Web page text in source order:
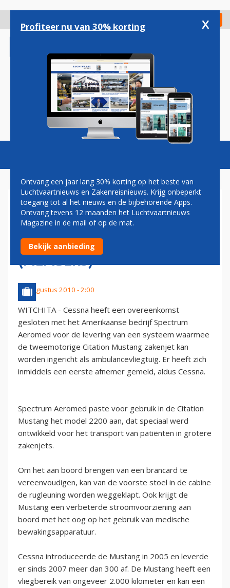
gaan
Check in
Magazine Podcasts Vacatures
CESSNA'S KLEINSTE
ZAKENJET GESCHIKT VOOR
INZET ALS AMBULANCE
(MEMBERS)
14 augustus 2010 - 2:00
WITCHITA - Cessna heeft een overeenkomst
gesloten met het Amerikaanse bedrijf Spectrum
Aeromed voor de levering van een systeem waarmee
de tweemotorige Citation Mustang zakenjet kan
worden ingericht als ambulancevliegtuig. Er heeft zich
inmiddels een eerste afnemer gemeld, aldus Cessna.
Spectrum Aeromed paste voor gebruik in de Citation
Mustang het model 2200 aan, dat speciaal werd
ontwikkeld voor het transport van patiënten in grotere
zakenjets.
Om het aan boord brengen van een brancard te
vereenvoudigen, kan van de voorste stoel in de cabine
de rugleuning worden weggeklapt. Ook krijgt de
Mustang een verbeterde stroomvoorziening aan
boord met het oog op het gebruik van medische
bewakingsapparatuur.
Cessna introduceerde de Mustang in 2005 en leverde
er sinds 2007 meer dan 300 af. De Mustang heeft een
vliegbereik van ongeveer 2.000 kilometer en kan een
Profiteer nu van 30% korting x
Ontvang een jaar lang 30% korting op het beste van
Luchtvaartnieuws en Zakenreisnieuws. Krijg onbeperkt
toegang tot al het nieuws en de bijbehorende Apps.
Ontvang tevens 12 maanden het Luchtvaartnieuws
Magazine in de mail of op de mat.
Bekijk aanbieding